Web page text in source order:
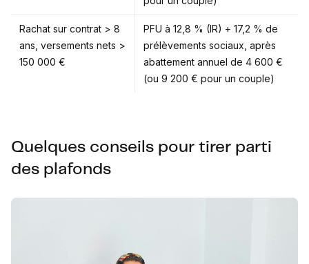
Rachat sur contrat > 8
ans, versements nets >
150 000 €
PFU à 12,8 % (IR) + 17,2 % de
prélèvements sociaux, après
abattement annuel de 4 600 €
(ou 9 200 € pour un couple)
Quelques conseils pour tirer parti
des plafonds